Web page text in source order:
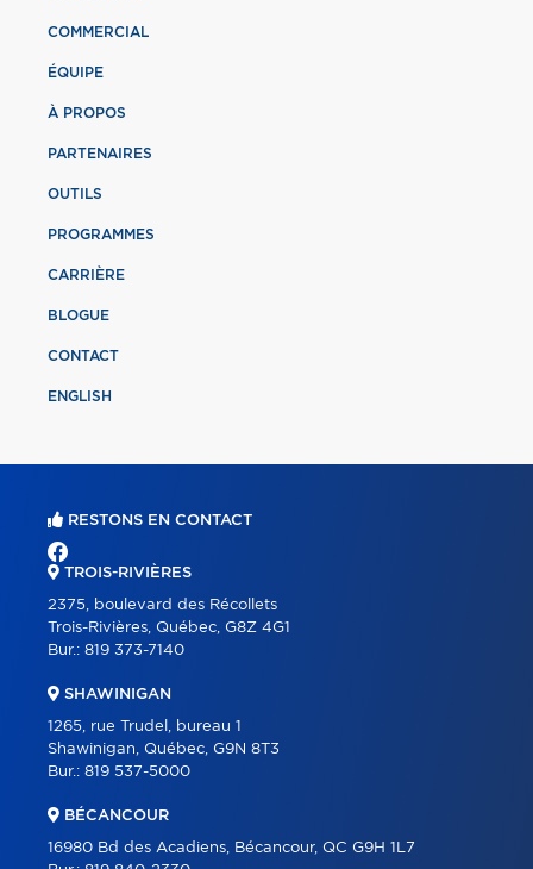
COMMERCIAL
ÉQUIPE
À PROPOS
PARTENAIRES
OUTILS
PROGRAMMES
CARRIÈRE
BLOGUE
CONTACT
ENGLISH
RESTONS EN CONTACT
TROIS-RIVIÈRES
2375, boulevard des Récollets
Trois-Rivières, Québec, G8Z 4G1
Bur.: 819 373-7140
SHAWINIGAN
1265, rue Trudel, bureau 1
Shawinigan, Québec, G9N 8T3
Bur.: 819 537-5000
BÉCANCOUR
16980 Bd des Acadiens, Bécancour, QC G9H 1L7